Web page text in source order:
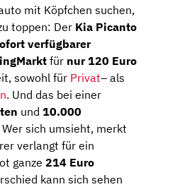
mit Köpfchen suchen,
toppen: Der Kia Picanto
verfügbarer
für nur 120 Euro
sowohl für Privat– als
. Und das bei einer
und 10.000
Wer sich umsieht, merkt
verlangt für ein
ganze 214 Euro
kann sich sehen